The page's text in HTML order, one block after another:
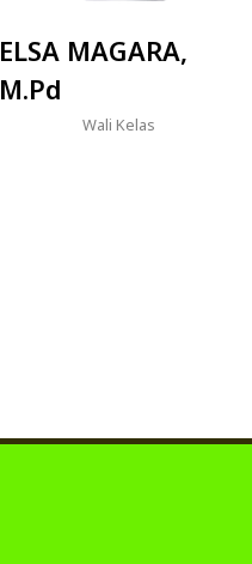
ELSA MAGARA,
M.Pd
Wali Kelas